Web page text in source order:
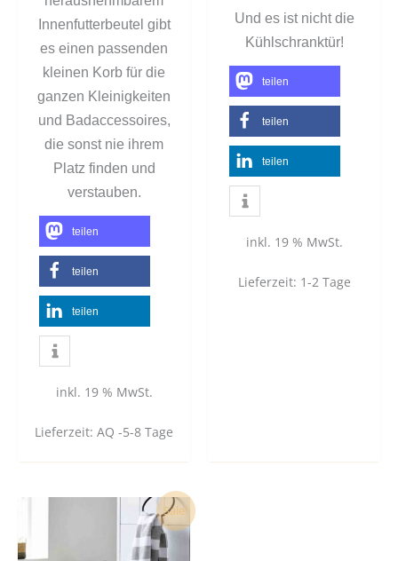
Innenfutterbeutel gibt
es einen passenden
kleinen Korb für die
ganzen Kleinigkeiten
und Badaccessoires,
die sonst nie ihrem
Platz finden und
verstauben.
teilen
teilen
teilen
inkl. 19 % MwSt.
Lieferzeit: AQ -5-8 Tage
Und es ist nicht die
Kühlschranktür!
teilen
teilen
teilen
inkl. 19 % MwSt.
Lieferzeit: 1-2 Tage
Sale!
Ursprünglicher
13,90 €
Aktueller
Preis
ist:
0,00 €.